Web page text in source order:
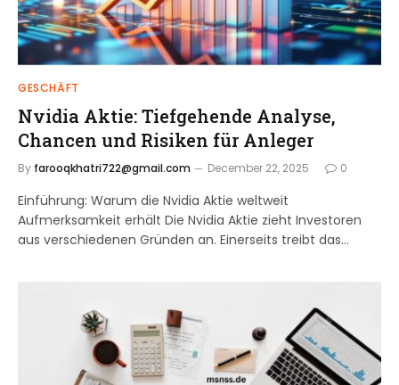
GESCHÄFT
Nvidia Aktie: Tiefgehende Analyse,
Chancen und Risiken für Anleger
By farooqkhatri722@gmail.com December 22, 2025 0
Einführung: Warum die Nvidia Aktie weltweit
Aufmerksamkeit erhält Die Nvidia Aktie zieht Investoren
aus verschiedenen Gründen an. Einerseits treibt das…